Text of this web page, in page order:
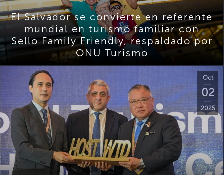
El Salvador se convierte en referente
mundial en turismo familiar con
Sello Family Friendly, respaldado por
ONU Turismo
Oct
02
2025